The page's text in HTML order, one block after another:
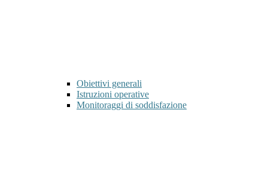
Obiettivi generali
Istruzioni operative
Monitoraggi di soddisfazione